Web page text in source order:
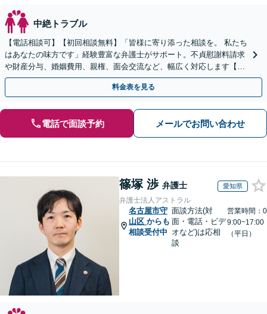
中絶トラブル
【電話相談可】【初回相談無料】「皆様に寄り添った相談を。 私たち
はあなたの味方です」経験豊富な弁護士がサポート。不貞慰謝料請求
や財産分与、婚姻費用、親権、面会交流など、幅広く対応します【夜
間・休日面談可】【完全個室】【名古屋駅7分】
料金表を見る
電話で面談予約 メールでお問い合わせ
篠塚 渉 弁護士 愛知県
弁護士法人アストラル
名古屋市守
山区 からも
相談受付中
面談方法(対
面・電話・ビデ
オなど)は応相
談
営業時間：0
9:00~17:00
（平日）